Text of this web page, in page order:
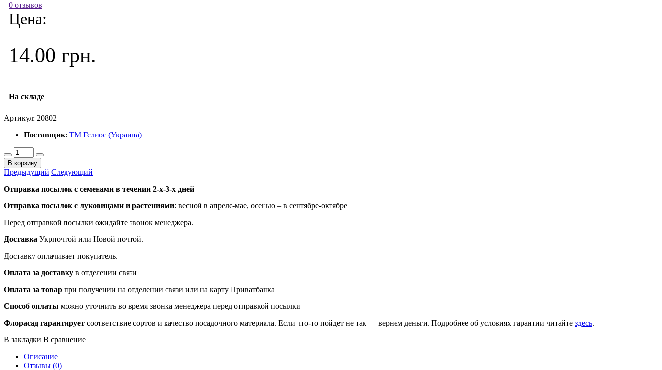
0 отзывов
Цена:
14.00 грн.
На складе
Артикул: 20802
Поставщик: ТМ Гелиос (Украина)
В корзину
Предыдущий Следующий
Отправка посылок с семенами в течении 2-х-3-х дней
Отправка посылок с луковицами и растениями: весной в апреле-мае, осенью – в сентябре-октябре
Перед отправкой посылки ожидайте звонок менеджера.
Доставка Укрпочтой или Новой почтой.
Доставку оплачивает покупатель.
Оплата за доставку в отделении связи
Оплата за товар при получении на отделении связи или на карту Приватбанка
Способ оплаты можно уточнить во время звонка менеджера перед отправкой посылки
Флорасад гарантирует соответствие сортов и качество посадочного материала. Если что-то пойдет не так — вернем деньги. Подробнее об условиях гарантии читайте здесь.
В закладки В сравнение
Описание
Отзывы (0)